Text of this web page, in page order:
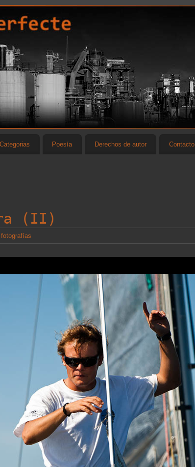
Categorias Poesía Derechos de autor Contacto
(II)